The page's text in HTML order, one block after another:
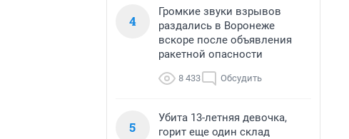
4
Громкие звуки взрывов
раздались в Воронеже
вскоре после объявления
ракетной опасности
8 433 Обсудить
5
Убита 13-летняя девочка,
горит еще один склад